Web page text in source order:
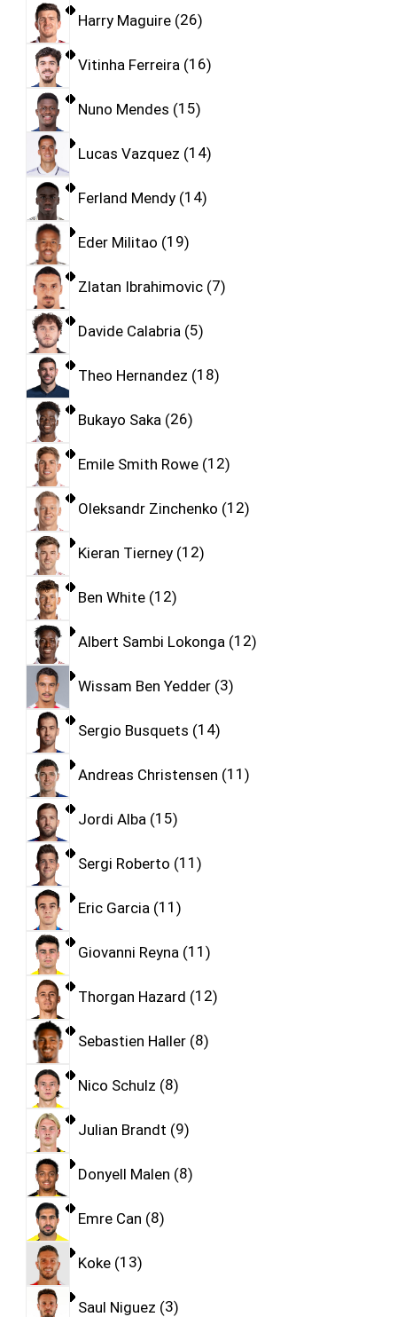
Harry Maguire 26
Vitinha Ferreira 16
Nuno Mendes 15
Lucas Vazquez 14
Ferland Mendy 14
Eder Militao 19
Zlatan Ibrahimovic 7
Davide Calabria 5
Theo Hernandez 18
Bukayo Saka 26
Emile Smith Rowe 12
Oleksandr Zinchenko 12
Kieran Tierney 12
Ben White 12
Albert Sambi Lokonga 12
Wissam Ben Yedder 3
Sergio Busquets 14
Andreas Christensen 11
Jordi Alba 15
Sergi Roberto 11
Eric Garcia 11
Giovanni Reyna 11
Thorgan Hazard 12
Sebastien Haller 8
Nico Schulz 8
Julian Brandt 9
Donyell Malen 8
Emre Can 8
Koke 13
Saul Niguez 3